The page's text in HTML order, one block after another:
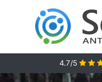
4.7/5